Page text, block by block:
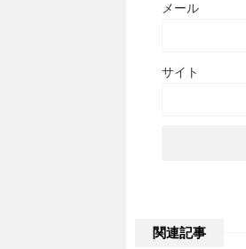
メール
サイト
関連記事